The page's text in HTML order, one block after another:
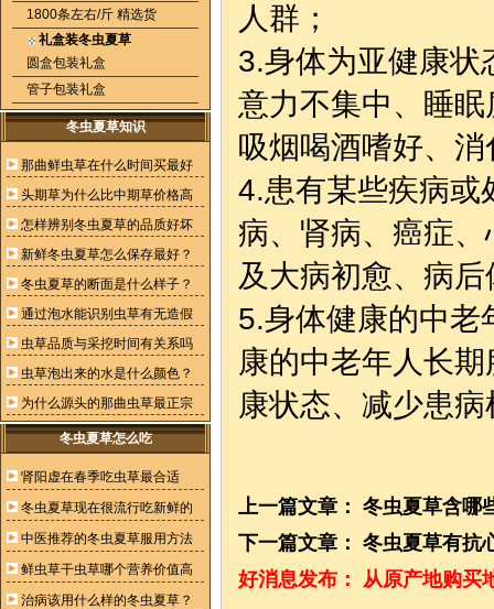
1800条左右/斤 精选货
礼盒装冬虫夏草
圆盒包装礼盒
管子包装礼盒
冬虫夏草知识
那曲鲜虫草在什么时间买最好
头期草为什么比中期草价格高
怎样辨别冬虫夏草的品质好坏
新鲜冬虫夏草怎么保存最好？
冬虫夏草的断面是什么样子？
通过泡水能识别虫草有无造假
虫草品质与采挖时间有关系吗
虫草泡出来的水是什么颜色？
为什么源头的那曲虫草最正宗
冬虫夏草怎么吃
肾阳虚在春季吃虫草最合适
冬虫夏草现在很流行吃新鲜的
中医推荐的冬虫夏草服用方法
鲜虫草干虫草哪个营养价值高
治病该用什么样的冬虫夏草？
人群；
3.身体为亚健康状
意力不集中、睡
吸烟喝酒嗜好、
4.患有某些疾病或
病、肾病、癌症
及大病初愈、病
5.身体健康的中老
康的中老年人长
康状态、减少患
上一篇文章： 冬虫夏草含哪
下一篇文章： 冬虫夏草有抗
好消息发布： 从原产地购买